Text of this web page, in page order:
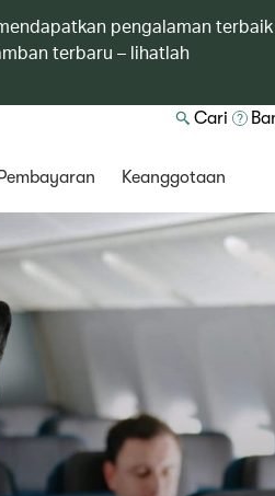
pengalaman terbaik
terbaru – lihatlah
Cari
Pembayaran Keanggotaan